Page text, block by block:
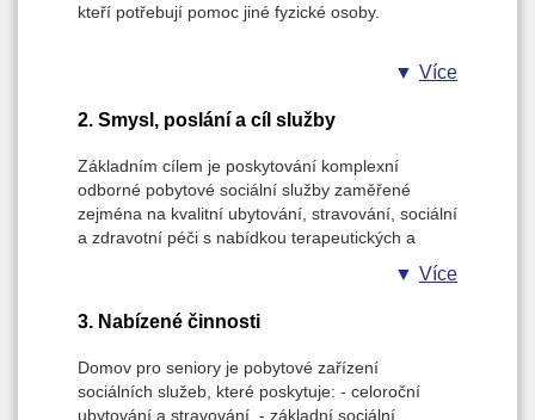
kteří potřebují pomoc jiné fyzické osoby.
Více
2. Smysl, poslání a cíl služby
Základním cílem je poskytování komplexní
odborné pobytové sociální služby zaměřené
zejména na kvalitní ubytování, stravování, sociální
a zdravotní péči s nabídkou terapeutických a
dostatek fyzických schopností ani podmínek žít
běžným způsobem života ve vlastním prostředí.
Více
3. Nabízené činnosti
Domov pro seniory je pobytové zařízení
sociálních služeb, které poskytuje: - celoroční
ubytování a stravování, - základní sociální